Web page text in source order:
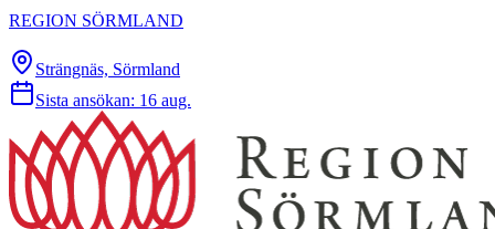
REGION SÖRMLAND
Strängnäs, Sörmland
Sista ansökan: 16 aug.